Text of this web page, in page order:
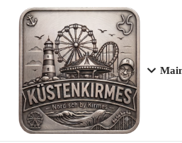
Zum Inhalt springen